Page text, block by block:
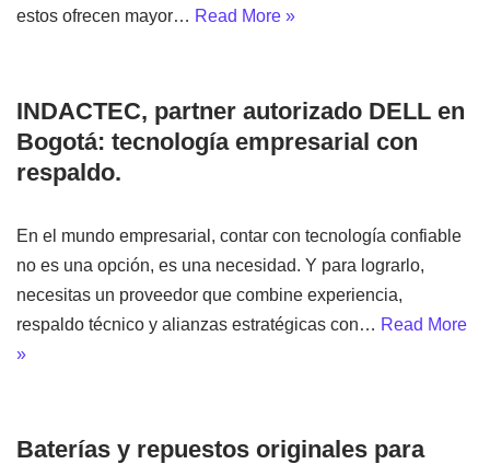
estos ofrecen mayor… Read More »
INDACTEC, partner autorizado DELL en
Bogotá: tecnología empresarial con
respaldo.
En el mundo empresarial, contar con tecnología confiable
no es una opción, es una necesidad. Y para lograrlo,
necesitas un proveedor que combine experiencia,
respaldo técnico y alianzas estratégicas con… Read More
»
Baterías y repuestos originales para